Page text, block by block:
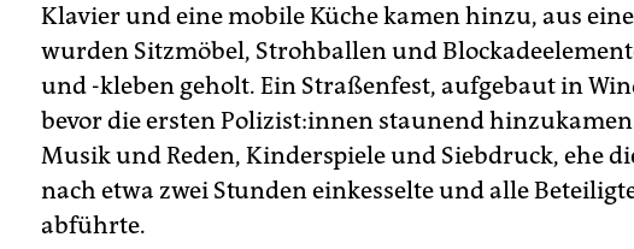
Klavier und eine mobile Küche kamen hinzu, aus
wurden Sitzmöbel, Strohballen und
und -kleben geholt. Ein Straßenfest, aufgebaut in
bevor die ersten Po­li­zis­t:in­nen staunend
Musik und Reden, Kinderspiele und Siebdruck, ehe
nach etwa zwei Stunden einkesselte und alle
abführte.